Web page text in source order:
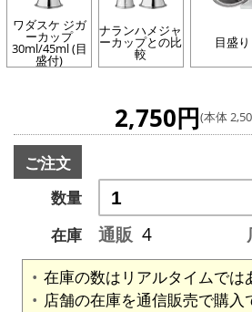
ワダスケ ジガ
ーカップ
30ml/45ml (目
盛付)
ナランハメジャ
ーカップとの比
較
目盛り
2,750円(本体
ご注文
数量
在庫
通販 4
在庫の数はリアルタイムでは
店舗の在庫を通信販売で購入